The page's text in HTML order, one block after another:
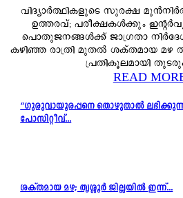
വിദ്യാർത്ഥികളുടെ സുരക്ഷ
ഉത്തരവ്; പരീക്ഷകൾക്കും
പൊതുജനങ്ങൾക്ക് ജാഗ്രതാ നിർദേശം തൃശ്ശൂർ :
കഴിഞ്ഞ രാത്രി മുതൽ ശക്തമായ
പ്രതികൂലമായി
READ
“ഗുരുവായൂരപ്പനെ തൊഴുതാൽ
പോസിറ്റീവ്...
ശക്തമായ മഴ; തൃശ്ശൂർ ജില്ലയിൽ ഇന്ന്...